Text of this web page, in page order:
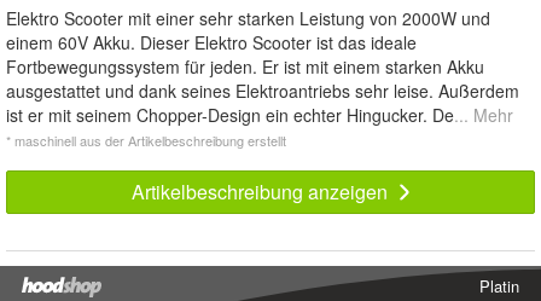
Elektro Scooter mit einer sehr starken Leistung von 2000W und
einem 60V Akku. Dieser Elektro Scooter ist das ideale
Fortbewegungssystem für jeden. Er ist mit einem starken Akku
ausgestattet und dank seines Elektroantriebs sehr leise. Außerdem
ist er mit seinem Chopper-Design ein echter Hingucker. De... Mehr
* maschinell aus der Artikelbeschreibung erstellt
Artikelbeschreibung anzeigen
Platin